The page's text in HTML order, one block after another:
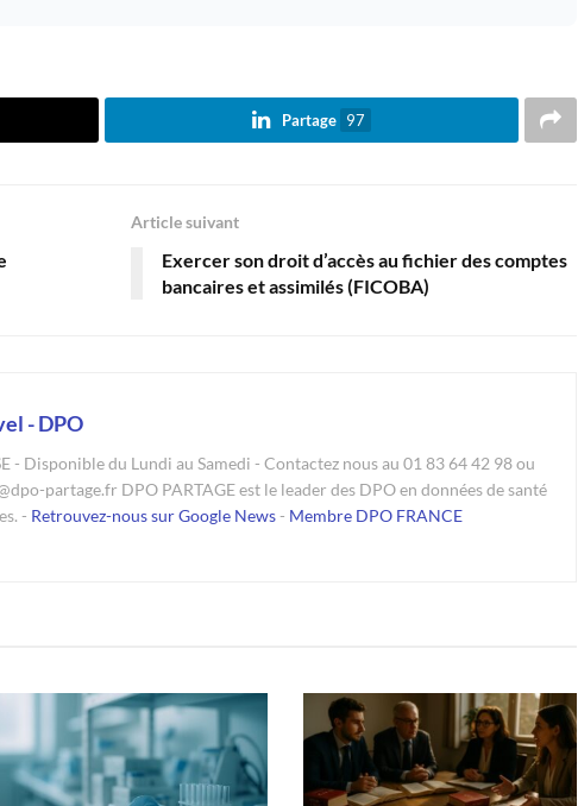
Partage 97
Article suivant
Exercer son droit d’accès au fichier des comptes
bancaires et assimilés (FICOBA)
- DPO
- Disponible du Lundi au Samedi - Contactez nous au 01 83 64 42 98 ou
partage.fr DPO PARTAGE est le leader des DPO en données de santé
- Retrouvez-nous sur Google News- Membre DPO FRANCE